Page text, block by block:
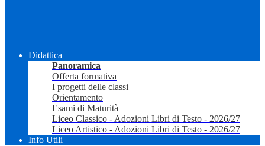
Didattica
Panoramica
Offerta formativa
I progetti delle classi
Orientamento
Esami di Maturità
Liceo Classico - Adozioni Libri di Testo - 2026/27
Liceo Artistico - Adozioni Libri di Testo - 2026/27
Info Utili